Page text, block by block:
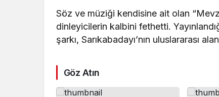
Söz ve müziği kendisine ait olan
dinleyicilerin kalbini fethetti.
şarkı, Sarıkabadayı’nın uluslararası
Göz Atın